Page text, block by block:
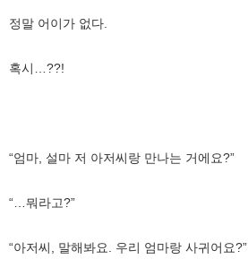
정말 어이가 없다.
혹시…??!
“엄마, 설마 저 아저씨랑 만나는 거에요?”
“…뭐라고?”
“아저씨, 말해봐요. 우리 엄마랑 사귀어요?”